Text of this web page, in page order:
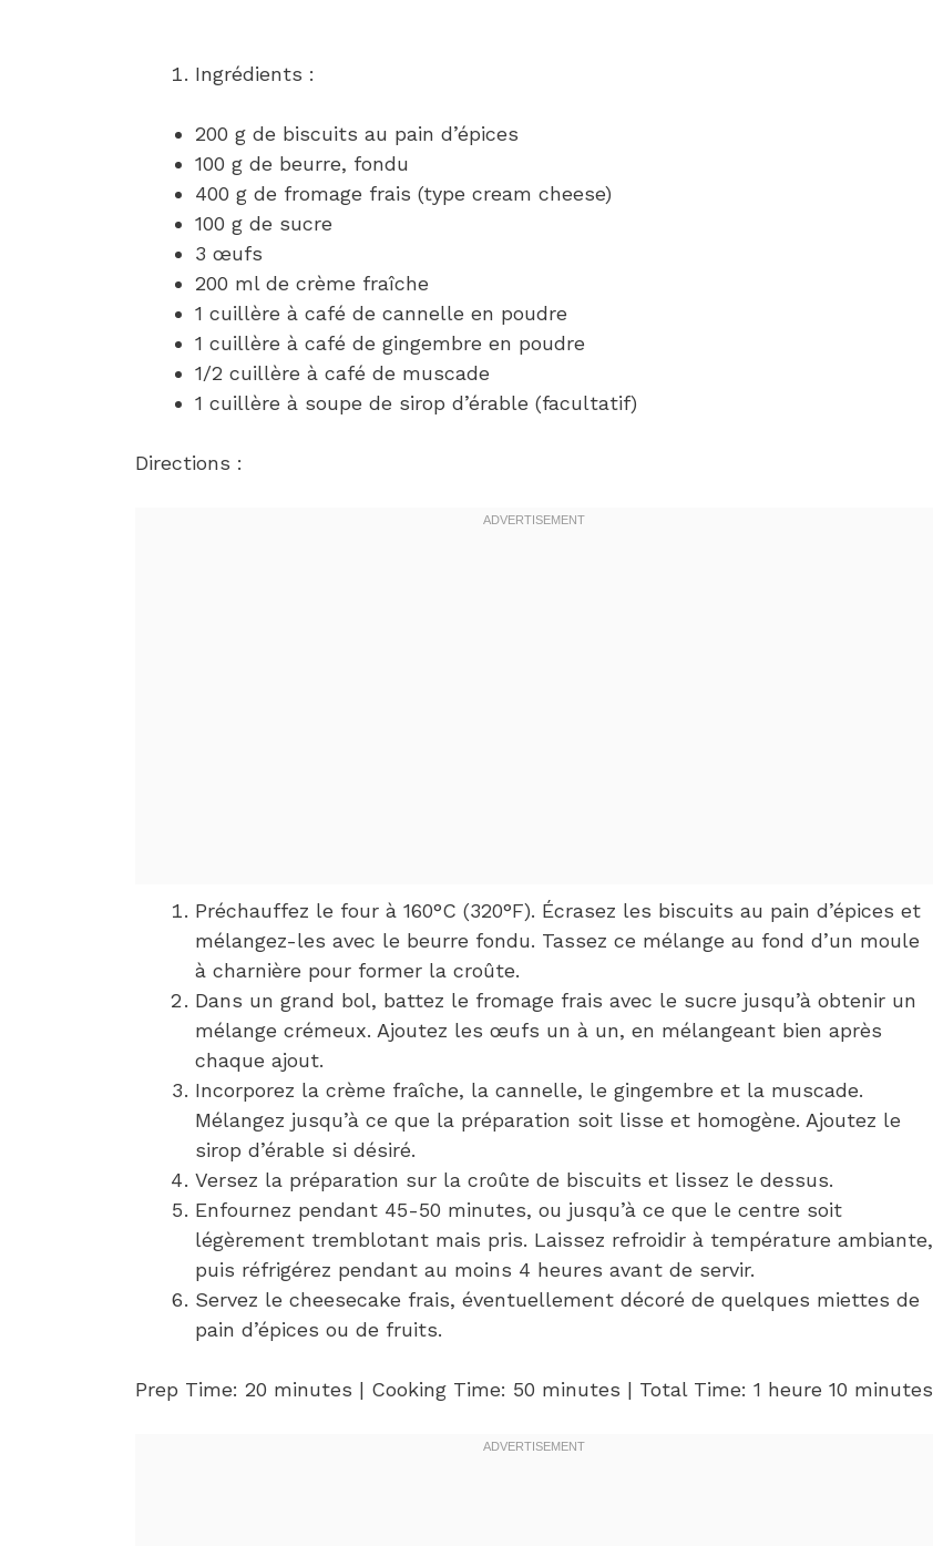
Ingrédients :
200 g de biscuits au pain d’épices
100 g de beurre, fondu
400 g de fromage frais (type cream cheese)
100 g de sucre
3 œufs
200 ml de crème fraîche
1 cuillère à café de cannelle en poudre
1 cuillère à café de gingembre en poudre
1/2 cuillère à café de muscade
1 cuillère à soupe de sirop d’érable (facultatif)
Directions :
Préchauffez le four à 160°C (320°F). Écrasez les biscuits au pain d’épices et
mélangez-les avec le beurre fondu. Tassez ce mélange au fond d’un moule
à charnière pour former la croûte.
Dans un grand bol, battez le fromage frais avec le sucre jusqu’à obtenir un
mélange crémeux. Ajoutez les œufs un à un, en mélangeant bien après
chaque ajout.
Incorporez la crème fraîche, la cannelle, le gingembre et la muscade.
Mélangez jusqu’à ce que la préparation soit lisse et homogène. Ajoutez le
sirop d’érable si désiré.
Versez la préparation sur la croûte de biscuits et lissez le dessus.
Enfournez pendant 45-50 minutes, ou jusqu’à ce que le centre soit
légèrement tremblotant mais pris. Laissez refroidir à température ambiante,
puis réfrigérez pendant au moins 4 heures avant de servir.
Servez le cheesecake frais, éventuellement décoré de quelques miettes de
pain d’épices ou de fruits.
Prep Time: 20 minutes | Cooking Time: 50 minutes | Total Time: 1 heure 10 minutes